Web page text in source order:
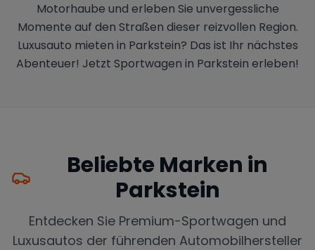
Motorhaube und erleben Sie unvergessliche
Momente auf den Straßen dieser reizvollen Region.
Luxusauto mieten in Parkstein? Das ist Ihr nächstes
Abenteuer! Jetzt Sportwagen in Parkstein erleben!
Beliebte Marken in
Parkstein
Entdecken Sie Premium-Sportwagen und
Luxusautos der führenden Automobilhersteller